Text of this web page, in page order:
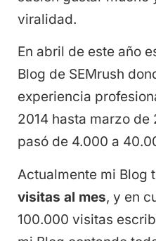
viralidad.
En abril de este año
Blog de SEMrush
experiencia
2014 hasta marzo de
pasó de 4.000 a
Actualmente mi Blog
visitas al mes, y en
100.000 visitas